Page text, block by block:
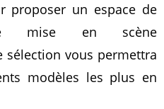
proposer un espace de
mise en scène
sélection vous permettra
modèles les plus en